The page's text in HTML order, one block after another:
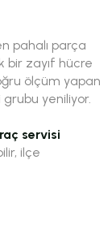
pahalı parça
bir zayıf hücre
ölçüm yapan
yeniliyor.
servisi
ilçe